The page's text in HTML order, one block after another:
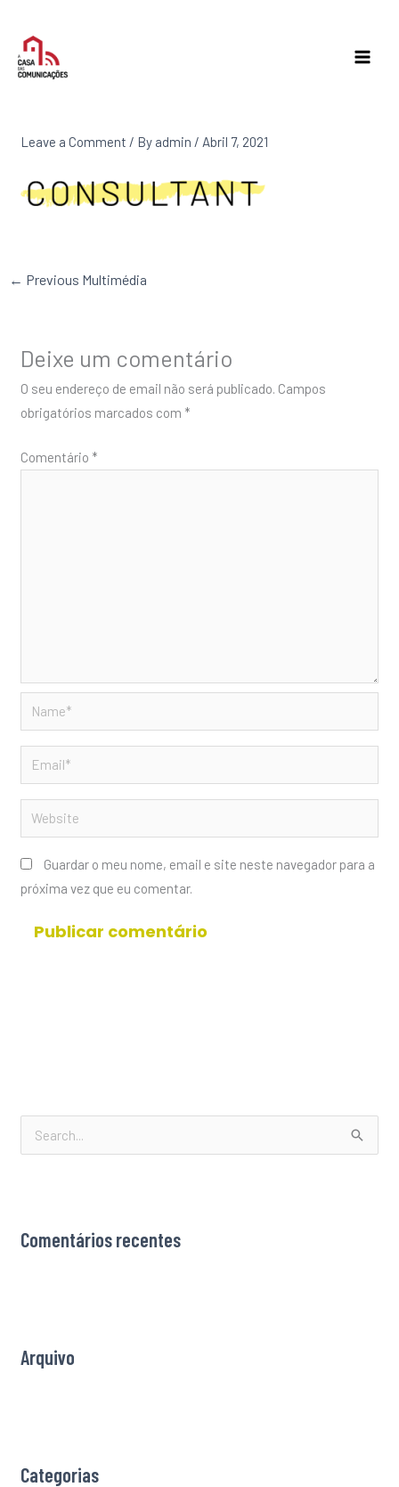
content
Leave a Comment / By admin / Abril 7, 2021
← Previous Multimédia
Deixe um comentário
O seu endereço de email não será publicado. Campos
obrigatórios marcados com *
Comentário *
Name*
Email*
Website
Guardar o meu nome, email e site neste navegador para a
próxima vez que eu comentar.
c
r
Comentários recentes
Arquivo
Categorias